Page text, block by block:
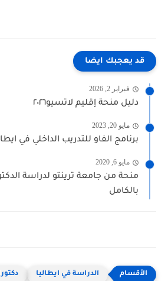
قد يعجبك ايضا
فبراير 2, 2026
دليل منحة إقليم لاتسيو٢٠٢٦
مايو 20, 2023
برنامج الفاو للتدريب الداخلي في ايطاليا
مايو 6, 2020
منحة من جامعة ترينتو لدراسة
بالكامل
الدراسة في ايطاليا